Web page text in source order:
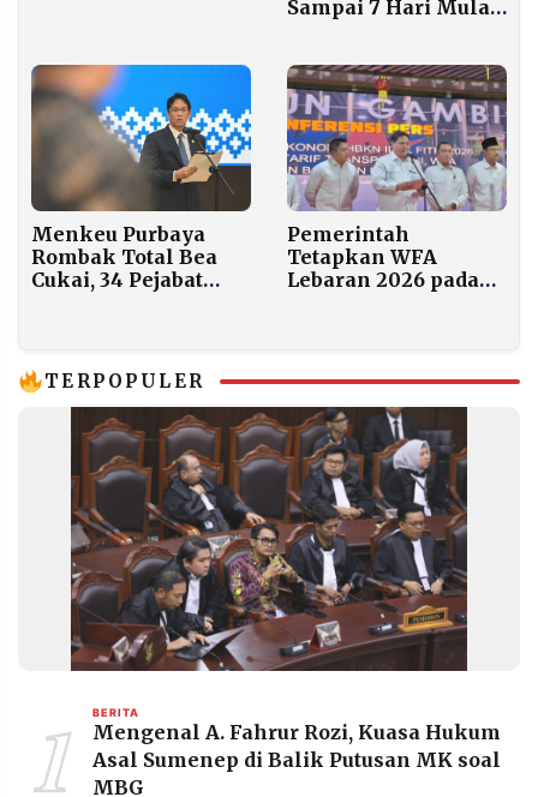
Sampai 7 Hari Mulai
Menkeu Purbaya
Rombak Total Bea
Cukai, 34 Pejabat
Pemerintah
Tetapkan WFA
Lebaran 2026 pada
TERPOPULER
1 BERITA
Mengenal A. Fahrur Rozi, Kuasa Hukum
Asal Sumenep di Balik Putusan MK soal
MBG